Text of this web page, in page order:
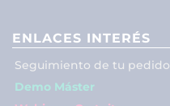
ENLACES INTERÉS
Seguimiento de tu pedido
Demo Máster